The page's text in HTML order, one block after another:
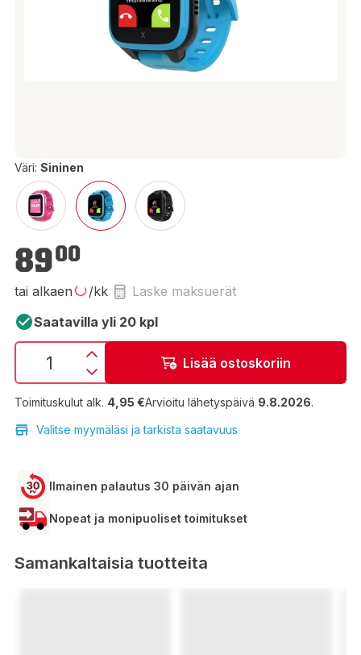
Väri: Sininen
8900
tai alkaen /kk
Laske maksuerät
Saatavilla yli 20 kpl
Lisää ostoskoriin
Toimituskulut alk. 4,95 €Arvioitu lähetyspäivä 9.8.2026.
Valitse myymäläsi ja tarkista saatavuus
Ilmainen palautus 30 päivän ajan
Nopeat ja monipuoliset toimitukset
Samankaltaisia tuotteita